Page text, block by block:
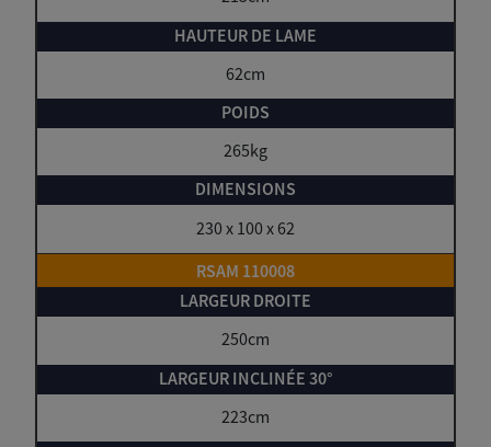
62cm
265kg
230 x 100 x 62
RSAM 110008
250cm
223cm